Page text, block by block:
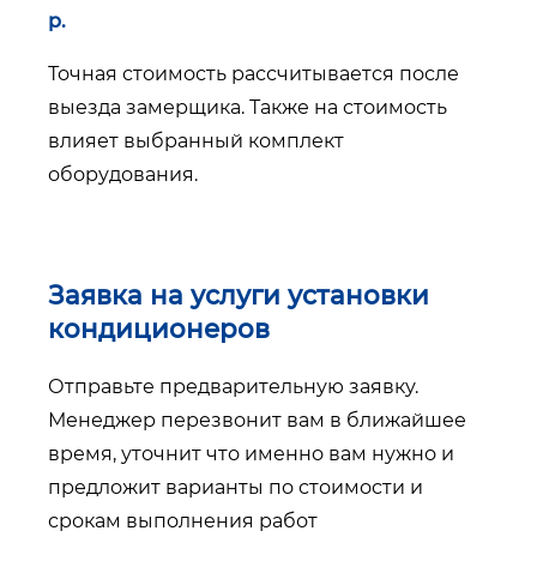
р.
Точная стоимость рассчитывается после
выезда замерщика. Также на стоимость
влияет выбранный комплект
оборудования.
Заявка на услуги установки
кондиционеров
Отправьте предварительную заявку.
Менеджер перезвонит вам в ближайшее
время, уточнит что именно вам нужно и
предложит варианты по стоимости и
срокам выполнения работ